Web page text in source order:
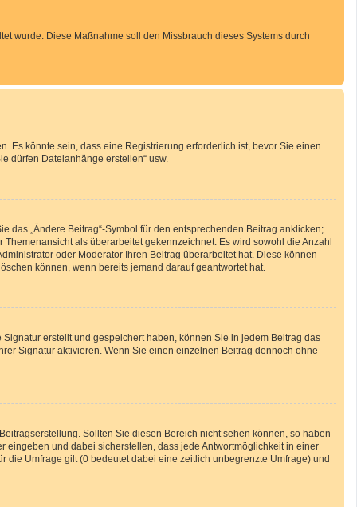
wurde. Diese Maßnahme soll den Missbrauch dieses Systems durch
Es könnte sein, dass eine Registrierung erforderlich ist, bevor Sie einen
dürfen Dateianhänge erstellen“ usw.
„Ändere Beitrag“-Symbol für den entsprechenden Beitrag anklicken;
als überarbeitet gekennzeichnet. Es wird sowohl die Anzahl
oder Moderator Ihren Beitrag überarbeitet hat. Diese können
können, wenn bereits jemand darauf geantwortet hat.
erstellt und gespeichert haben, können Sie in jedem Beitrag das
Signatur aktivieren. Wenn Sie einen einzelnen Beitrag dennoch ohne
Sollten Sie diesen Bereich nicht sehen können, so haben
und dabei sicherstellen, dass jede Antwortmöglichkeit in einer
die Umfrage gilt (0 bedeutet dabei eine zeitlich unbegrenzte Umfrage) und